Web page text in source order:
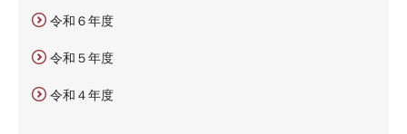
令和６年度
令和５年度
令和４年度